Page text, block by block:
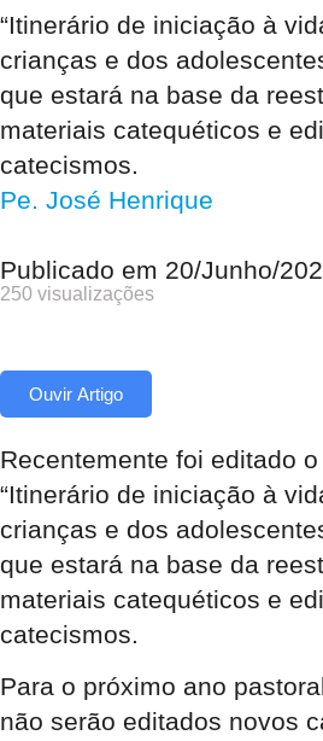
“Itinerário de iniciação à
crianças e dos
que estará na base da
materiais catequéticos e
catecismos.
Pe. José Henrique
Publicado em 20/Junho/
250 visualizações
Ouvir Artigo
Recentemente foi editado
“Itinerário de iniciação à
crianças e dos
que estará na base da
materiais catequéticos e
catecismos.
Para o próximo ano
não serão editados novos